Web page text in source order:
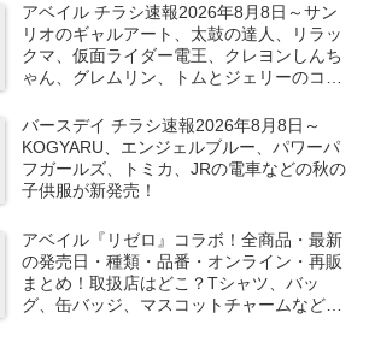
アベイル チラシ速報2026年8月8日～サン
リオのギャルアート、太鼓の達人、リラッ
クマ、仮面ライダー電王、クレヨンしんち
ゃん、グレムリン、トムとジェリーのコラ
バースデイ チラシ速報2026年8月8日～
KOGYARU、エンジェルブルー、パワーパ
フガールズ、トミカ、JRの電車などの秋の
子供服が新発売！
アベイル『リゼロ』コラボ！全商品・最新
の発売日・種類・品番・オンライン・再販
まとめ！取扱店はどこ？Tシャツ、バッ
グ、缶バッジ、マスコットチャームなどが